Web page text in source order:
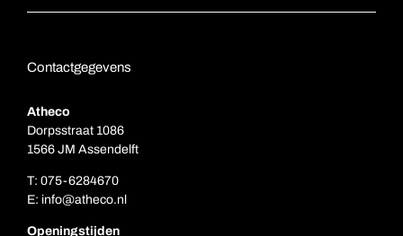
Contactgegevens
Atheco
Dorpsstraat 1086
1566 JM Assendelft
T: 075-6284670
E: info@atheco.nl
Openingstijden